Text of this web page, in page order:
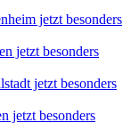
jetzt besonders
jetzt besonders
jetzt besonders
jetzt besonders